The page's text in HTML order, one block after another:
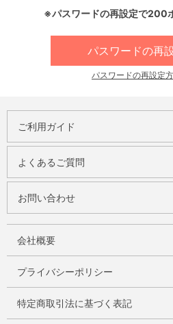
※パスワードの再設定で200
パスワードの再
パスワードの再設定
ご利用ガイド
よくあるご質問
お問い合わせ
会社概要
プライバシーポリシー
特定商取引法に基づく表記